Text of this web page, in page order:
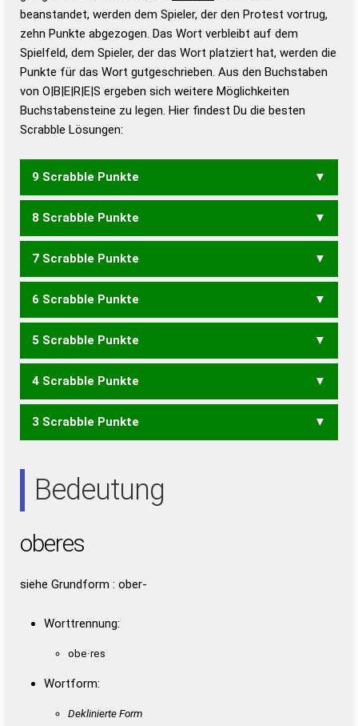
Duden – Standardwerk in 12 Bänden
Duden – Richtiges und gutes
Deutsch
Duden – Die deutsche Grammatik
Duden – Deutsches
beanstandet, werden dem Spieler, der den Protest vortrug,
zehn Punkte abgezogen. Das Wort verbleibt auf dem
Spielfeld, dem Spieler, der das Wort platziert hat, werden die
Punkte für das Wort gutgeschrieben. Aus den Buchstaben
von O|B|E|R|E|S ergeben sich weitere Möglichkeiten
Buchstabensteine zu legen. Hier findest Du die besten
Scrabble Lösungen:
9 Scrabble Punkte
ERBOSE
8 Scrabble Punkte
ERBOS OBERS SORBE
7 Scrabble Punkte
BEOS BORS ROBE EBERS
6 Scrabble Punkte
BEO BOR OBS EBER
5 Scrabble Punkte
ERB EROS OSER ROSE
4 Scrabble Punkte
EOS
3 Scrabble Punkte
Bedeutung
oberes
siehe Grundform : ober-
Worttrennung:
obe·res
Wortform:
Deklinierte Form